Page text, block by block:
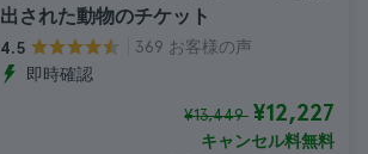
出された動物のチケット
4.5
369 お客様の声
即時確認
¥13,449 ¥12,227
キャンセル料無料